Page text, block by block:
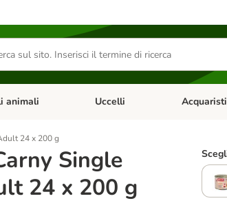
Categoria: Diete e antiparassitari
animali Apri Menu Categoria: Piccoli
Uccelli Apri Menu
24 x 200 g
Single
24 x 200 g